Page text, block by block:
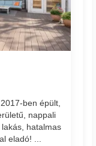
ben épült,
nappali
hatalmas
eladó! ...